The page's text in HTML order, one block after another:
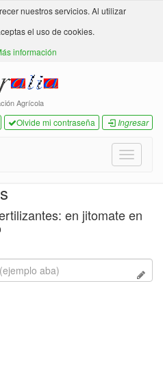
nuestros servicios. Al utilizar
el uso de cookies.
información
Agrícola
Olvide mi contraseña Ingresar
Toggle
en jitomate en